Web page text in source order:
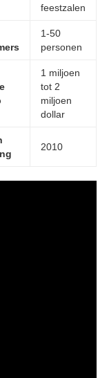
feestzalen
1-50
personen
1 miljoen
tot 2
miljoen
dollar
2010